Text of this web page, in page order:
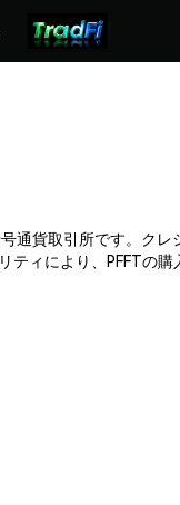
貨取引所です。ク
ィにより、PFFTの